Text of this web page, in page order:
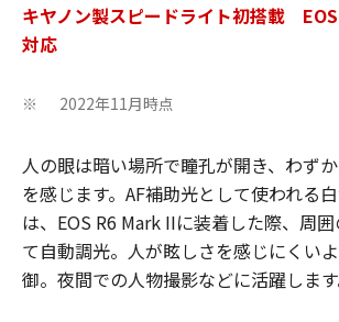
キヤノン製スピードライト初搭載
対応
※ 2022年11月時点
人の眼は暗い場所で瞳孔が開き、わず
を感じます。AF補助光として使われる
は、EOS R6 Mark IIに装着した際、周
て自動調光。人が眩しさを感じにくい
御。夜間での人物撮影などに活躍します